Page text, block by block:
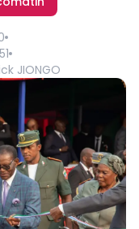
JIONGO